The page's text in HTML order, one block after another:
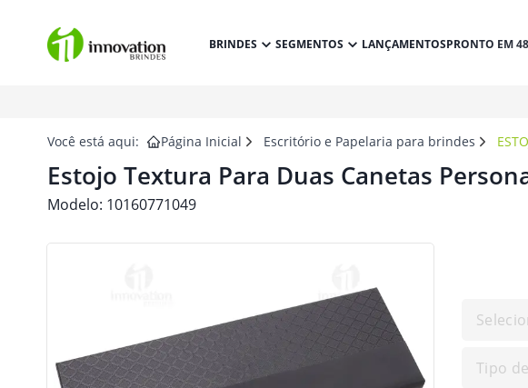
BRINDES SEGMENTOS LANÇAMENTOSPRONTO EM
Você está aqui: Página Inicial Escritório e Papelaria para brindes
Estojo Textura Para Duas Canetas
Modelo: 10160771049
Tipo